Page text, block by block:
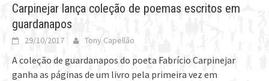
Carpinejar lança coleção de poemas escritos em
guardanapos
29/10/2017 Tony Capellão
A coleção de guardanapos do poeta Fabrício Carpinejar
ganha as páginas de um livro pela primeira vez em